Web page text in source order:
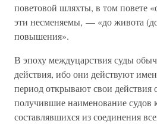
поветовой шляхты, в том повете
эти несменяемы, — «до живота
повышения».
В эпоху междуцарствия суды
действия, ибо они действуют
период открывают свои действия
получившие наименование судов
составлявшихся из соединения